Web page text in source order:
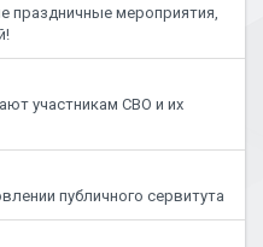
праздничные мероприятия,
участникам СВО и их
публичного сервитута